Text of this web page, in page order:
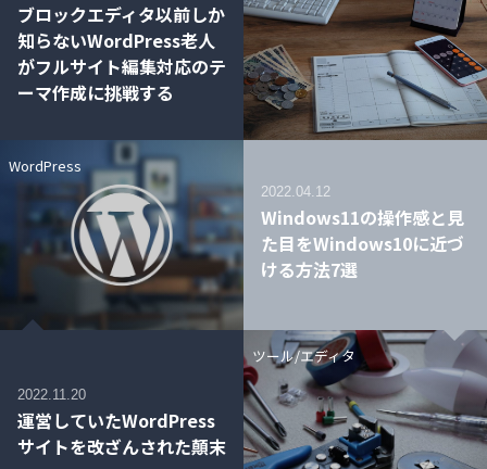
ブロックエディタ以前しか
知らないWordPress老人
がフルサイト編集対応のテ
ーマ作成に挑戦する
WordPress
2022.11.20
運営していたWordPress
サイトを改ざんされた顛末
ツール/エディタ
2022.04.12
Windows11の操作感と見
た目をWindows10に近づ
ける方法7選